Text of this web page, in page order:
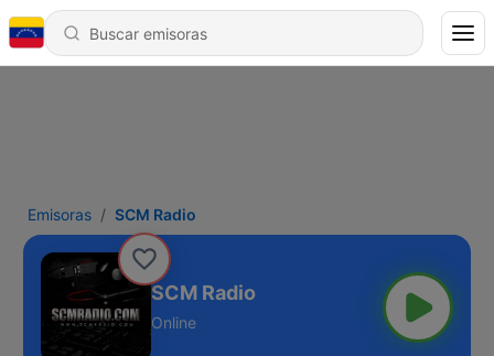
Emisoras SCM Radio
SCM Radio
Online